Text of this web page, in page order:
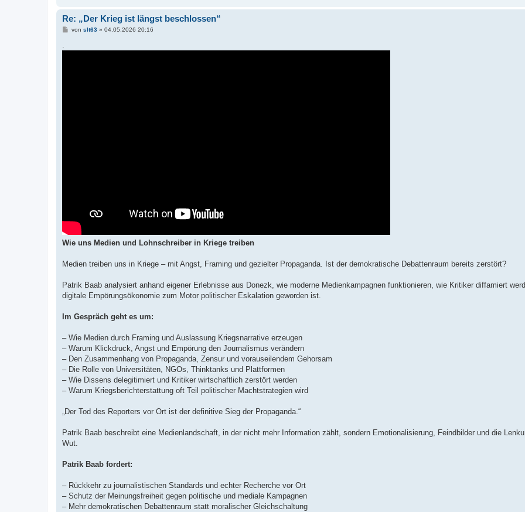
Re: „Der Krieg ist längst beschlossen“
B
t
von slt63» 04.05.2026 20:16
.
Wie uns Medien und Lohnschreiber in Kriege treiben
Medien treiben uns in Kriege – mit Angst, Framing und gezielter Propaganda. Ist der demokratische Debattenraum bereits zerstört?
Patrik Baab analysiert anhand eigener Erlebnisse aus Donezk, wie moderne Medienkampagnen funktionieren, wie Kritiker diffamiert
digitale Empörungsökonomie zum Motor politischer Eskalation geworden ist.
Im Gespräch geht es um:
– Wie Medien durch Framing und Auslassung Kriegsnarrative erzeugen
– Warum Klickdruck, Angst und Empörung den Journalismus verändern
– Den Zusammenhang von Propaganda, Zensur und vorauseilendem Gehorsam
– Die Rolle von Universitäten, NGOs, Thinktanks und Plattformen
– Wie Dissens delegitimiert und Kritiker wirtschaftlich zerstört werden
– Warum Kriegsberichterstattung oft Teil politischer Machtstrategien wird
„Der Tod des Reporters vor Ort ist der definitive Sieg der Propaganda.“
Patrik Baab beschreibt eine Medienlandschaft, in der nicht mehr Information zählt, sondern Emotionalisierung, Feindbilder und die
Wut.
Patrik Baab fordert:
– Rückkehr zu journalistischen Standards und echter Recherche vor Ort
– Schutz der Meinungsfreiheit gegen politische und mediale Kampagnen
– Mehr demokratischen Debattenraum statt moralischer Gleichschaltung